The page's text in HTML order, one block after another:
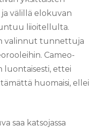
välillä elokuvan
liioitellulta.
valinnut tunnettuja
Cameo-
luontaisesti, ettei
huomaisi, ellei
saa katsojassa